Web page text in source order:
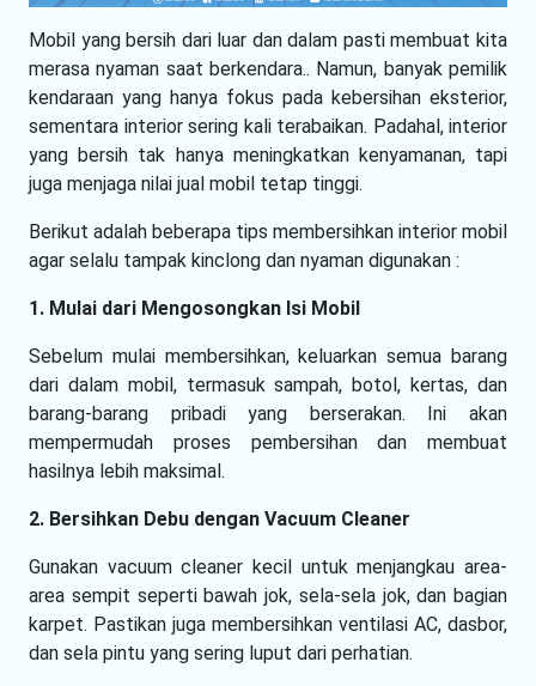
Mobil yang bersih dari luar dan dalam pasti membuat kita
merasa nyaman saat berkendara.. Namun, banyak pemilik
kendaraan yang hanya fokus pada kebersihan eksterior,
sementara interior sering kali terabaikan. Padahal, interior
yang bersih tak hanya meningkatkan kenyamanan, tapi
juga menjaga nilai jual mobil tetap tinggi.
Berikut adalah beberapa tips membersihkan interior mobil
agar selalu tampak kinclong dan nyaman digunakan :
1. Mulai dari Mengosongkan Isi Mobil
Sebelum mulai membersihkan, keluarkan semua barang
dari dalam mobil, termasuk sampah, botol, kertas, dan
barang-barang pribadi yang berserakan. Ini akan
mempermudah proses pembersihan dan membuat
hasilnya lebih maksimal.
2. Bersihkan Debu dengan Vacuum Cleaner
Gunakan vacuum cleaner kecil untuk menjangkau area-
area sempit seperti bawah jok, sela-sela jok, dan bagian
karpet. Pastikan juga membersihkan ventilasi AC, dasbor,
dan sela pintu yang sering luput dari perhatian.